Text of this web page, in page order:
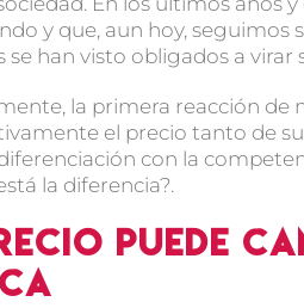
y que, aun hoy, seguimos
se han visto obligados a virar
la primera reacción de
el precio tanto de
con la
la diferencia?.
puede